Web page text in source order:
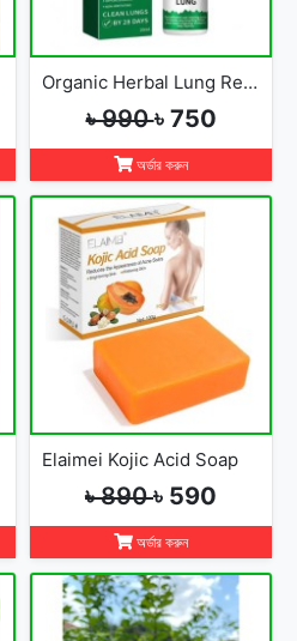
Organic Herbal Lung Repair & Cleanse Spray
৳ 990৳ 750
অর্ডার করুন
Elaimei Kojic Acid Soap
৳ 890৳ 590
অর্ডার করুন